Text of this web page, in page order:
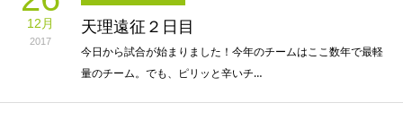
12月
2017
天理遠征２日目
今日から試合が始まりました！今年のチームはここ数年で最軽
量のチーム。でも、ピリッと辛いチ…